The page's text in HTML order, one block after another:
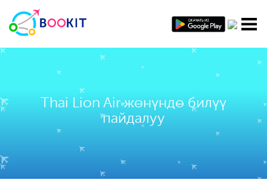
Thai Lion Air жөнүндө билүү
пайдалуу